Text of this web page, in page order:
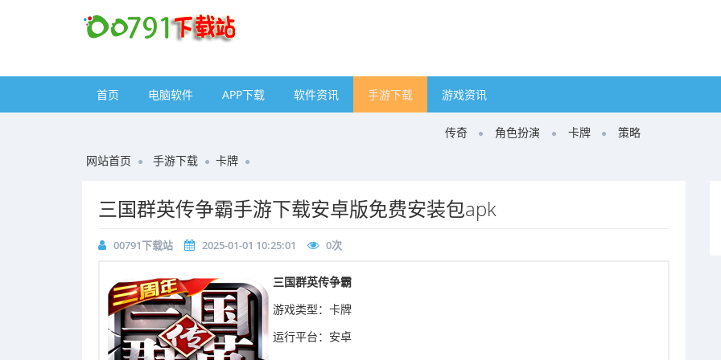
首页 电脑软件 APP下载 软件资讯 手游下载 游戏资讯
传奇 角色扮演 卡牌
策略
网站首页
手游下载 卡牌
​三国群英传争霸手游下载安卓版免费安装包apk
00791下载站 2025-01-01 10:25:01 0次
​三国群英传争霸
游戏类型：卡牌
运行平台：安卓